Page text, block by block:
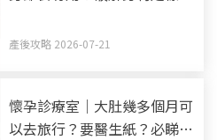
復指南
產後攻略 2026-07-21
懷孕診療室｜大肚幾多個月可
以去旅行？要醫生紙？必睇孕